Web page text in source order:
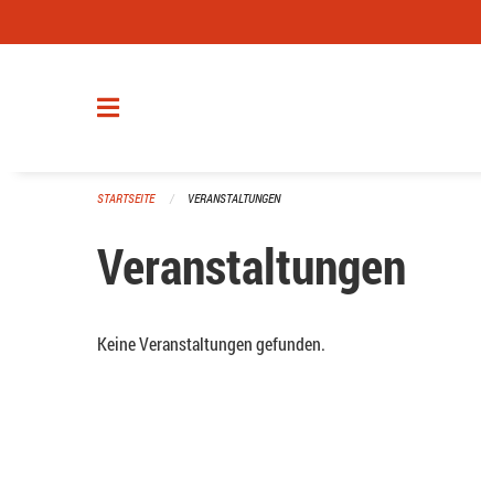
STARTSEITE VERANSTALTUNGEN
Veranstaltungen
Keine Veranstaltungen gefunden.